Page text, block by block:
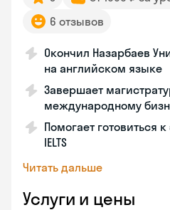
6 отзывов
Окончил Назарбаев
на английском языке
Завершает
международному
Помогает готовиться
IELTS
Читать дальше
Услуги и цены